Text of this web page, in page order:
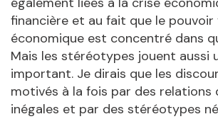
financière et au fait que le
économique est concentré dans
Mais les stéréotypes jouent aussi
important. Je dirais que les
motivés à la fois par des relations
inégales et par des stéréotypes